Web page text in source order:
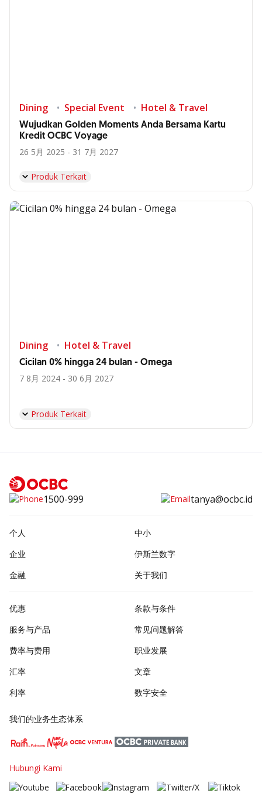
Dining Special Event Hotel & Travel
Wujudkan Golden Moments Anda Bersama Kartu
Kredit OCBC Voyage
26 5月 2025 - 31 7月 2027
Produk Terkait
Dining Hotel & Travel
Cicilan 0% hingga 24 bulan - Omega
7 8月 2024 - 30 6月 2027
Produk Terkait
1500-999 tanya@ocbc.id
个人
中小
企业
伊斯兰数字
金融
关于我们
优惠
服务与产品
费率与费用
汇率
利率
条款与条件
常见问题解答
职业发展
文章
数字安全
我们的业务生态体系
Hubungi Kami